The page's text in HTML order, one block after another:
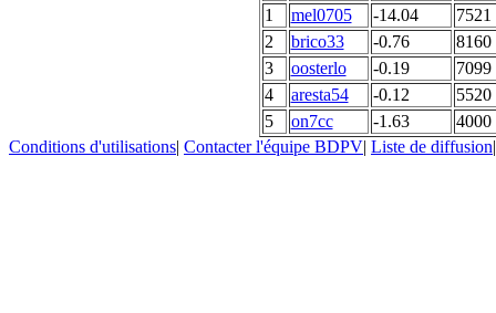
1
mel0705 -14.04
7521
2
brico33 -0.76
8160
3
oosterlo -0.19
7099
4
aresta54 -0.12
5520
5
on7cc -1.63
4000
Conditions d'utilisations| Contacter l'équipe BDPV| Liste de diffusion